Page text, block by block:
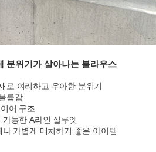
분위기가 살아나는 블라우스
로 여리하고 우아한 분위기
륨감
어 구조
능한 A라인 실루엣
가볍게 매치하기 좋은 아이템